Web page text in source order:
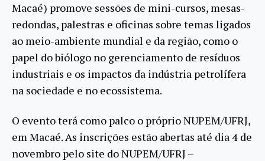
Macaé) promove sessões de mini-cursos, mesas-
redondas, palestras e oficinas sobre temas ligados
ao meio-ambiente mundial e da região, como o
papel do biólogo no gerenciamento de resíduos
industriais e os impactos da indústria petrolífera
na sociedade e no ecossistema.
O evento terá como palco o próprio NUPEM/UFRJ,
em Macaé. As inscrições estão abertas até dia 4 de
novembro pelo site do NUPEM/UFRJ –